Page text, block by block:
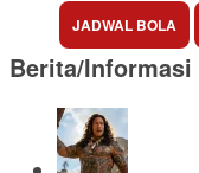
JADWAL BOLA
Berita/Informasi